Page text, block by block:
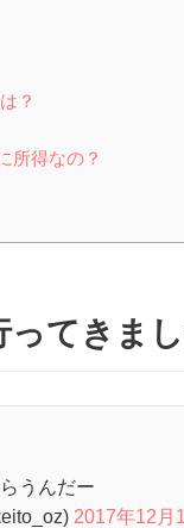
？
所得なの？
ってきま
うんだー
2017年12月